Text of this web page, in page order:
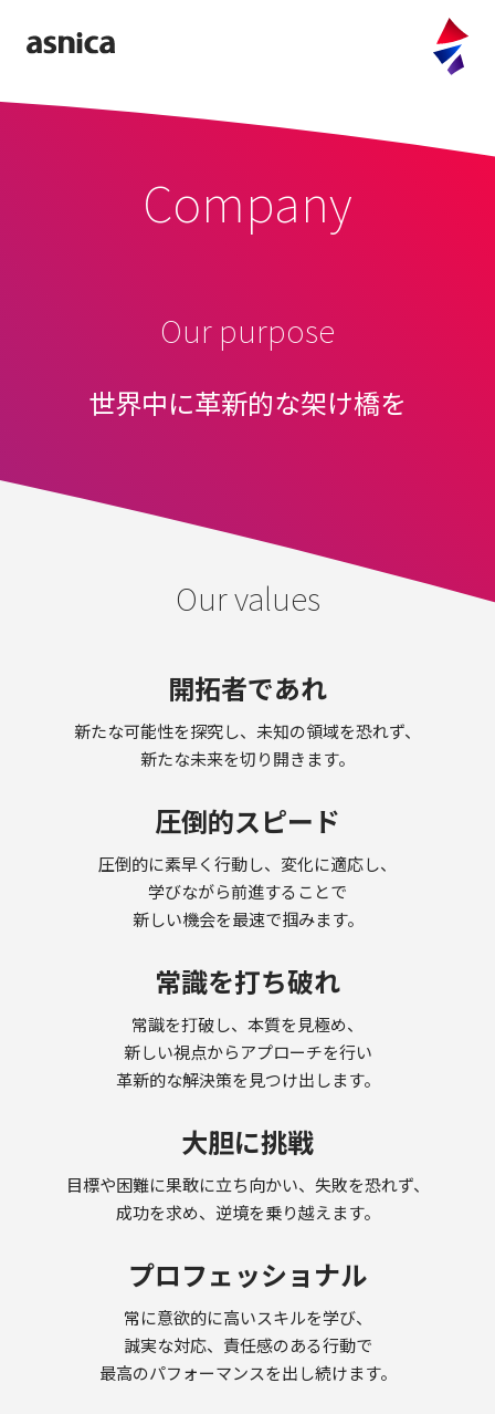
message
FULLTIME
WEB SOLUTION
recruit
Wantedly
news/topics
CONTACT US
Company
Our purpose
世界中に革新的な架け橋を
Our values
開拓者であれ
新たな可能性を探究し、未知の領域を恐れず、
新たな未来を切り開きます。
圧倒的スピード
圧倒的に素早く行動し、変化に適応し、
学びながら前進することで
新しい機会を最速で掴みます。
常識を打ち破れ
常識を打破し、本質を見極め、
新しい視点からアプローチを行い
革新的な解決策を見つけ出します。
大胆に挑戦
目標や困難に果敢に立ち向かい、失敗を恐れず、
成功を求め、逆境を乗り越えます。
プロフェッショナル
常に意欲的に高いスキルを学び、
誠実な対応、責任感のある行動で
最高のパフォーマンスを出し続けます。